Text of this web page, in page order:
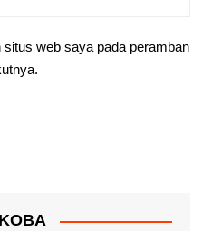
web saya pada peramban